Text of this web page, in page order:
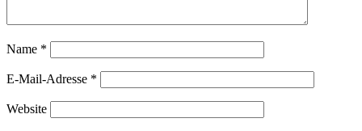
Name *
E-Mail-Adresse *
Website